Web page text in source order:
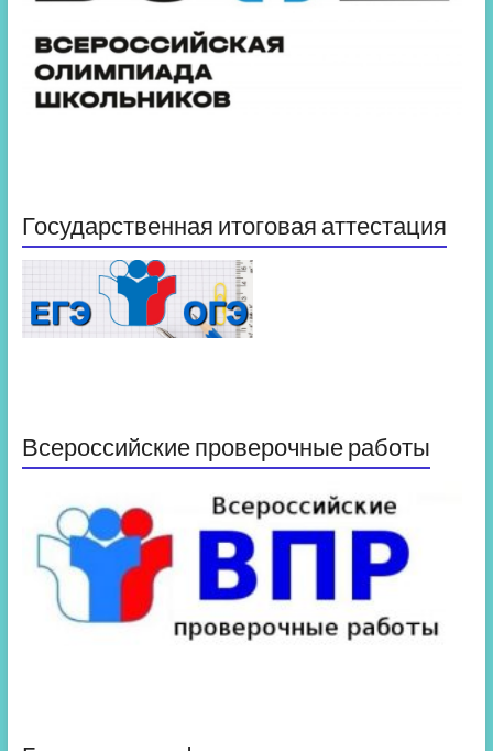
Государственная итоговая аттестация
Всероссийские проверочные работы